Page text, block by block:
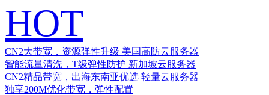
HOT
CN2大带宽，资源弹性升级 美国高防云服务器
智能流量清洗，T级弹性防护 新加坡云服务器
CN2精品带宽，出海东南亚优选 轻量云服务器
独享200M优化带宽，弹性配置